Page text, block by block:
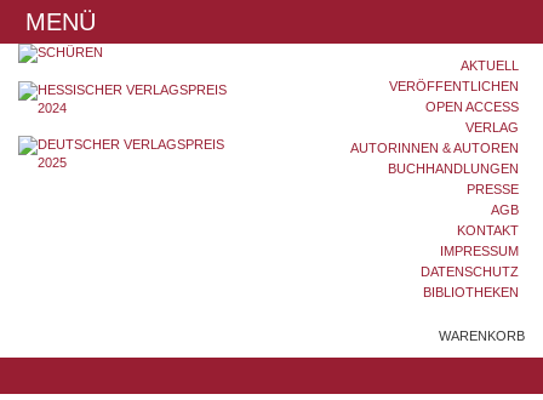
MENÜ
AKTUELL
VERÖFFENTLICHEN
OPEN ACCESS
VERLAG
AUTORINNEN & AUTOREN
BUCHHANDLUNGEN
PRESSE
AGB
KONTAKT
IMPRESSUM
DATENSCHUTZ
BIBLIOTHEKEN
WARENKORB